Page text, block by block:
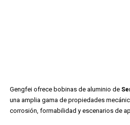
Gengfei ofrece bobinas de aluminio de
una amplia gama de propiedades
corrosión, formabilidad y escenarios de